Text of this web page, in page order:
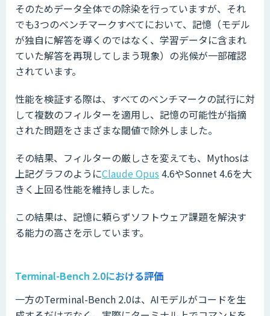
そのためデータ全体での除染を行っていますが、それ
でも3つのベンチマークすべてにおいて、記憶（モデル
が独自に解答を導くのではなく、学習データに含まれ
ていた解答を再現してしまう現象）の兆候が一部確認
されています。
性能を検証する際は、すべてのベンチマークの試行に対
して複数のフィルターを適用し、記憶の可能性が指摘
された問題をさまざまな閾値で除外しました。
その結果、フィルターの厳しさを変えても、Mythosは
上記グラフのようにClaude Opus 4.6やSonnet 4.6を大
きく上回る性能を維持しました。
この結果は、記憶に頼らずソフトウェア課題を解決す
る能力の高さを示しています。
Terminal-Bench 2.0における評価
一方のTerminal-Bench 2.0は、AIモデルがコードを生